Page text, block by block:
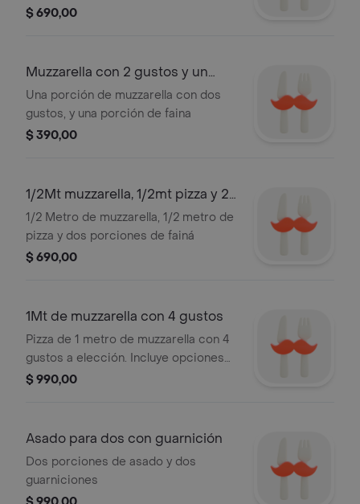
fainá
$ 690,00
Muzzarella con 2 gustos y un
fainá
Una porción de muzzarella con dos
gustos, y una porción de faina
$ 390,00
1/2Mt muzzarella, 1/2mt pizza y 2
faina
1/2 Metro de muzzarella, 1/2 metro de
pizza y dos porciones de fainá
$ 690,00
1Mt de muzzarella con 4 gustos
Pizza de 1 metro de muzzarella con 4
gustos a elección. Incluye opciones
como aceitunas y jamón.
$ 990,00
Asado para dos con guarnición
Dos porciones de asado y dos
guarniciones